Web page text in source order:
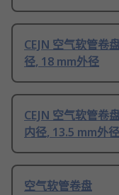
CEJN 空气软管卷
径, 18 mm外径
CEJN 空气软管卷
内径, 13.5 mm外径
空气软管卷盘